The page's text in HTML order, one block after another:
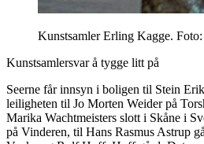
Kunstsamler Erling Kagge.
Kunstsamlersvar å tygge litt på
Seerne får innsyn i boligen til Stein
leiligheten til Jo Morten Weider på
Marika Wachtmeisters slott i Skåne i
på Vinderen, til Hans Rasmus Astrup